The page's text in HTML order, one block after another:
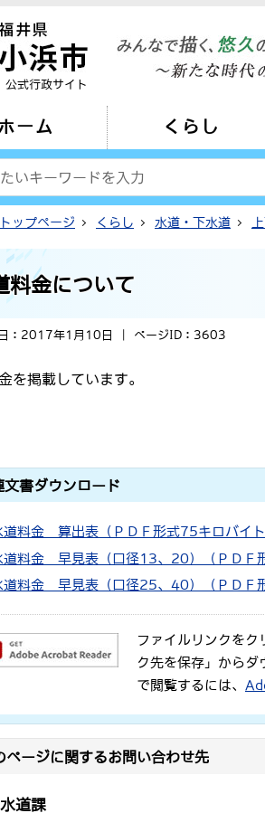
公式行政サイト
ーム くらし
トップページ くらし 水道・下水道
料金について
：2017年1月10日 ページID：3603
を掲載しています。
文書ダウンロード
道料金 算出表（ＰＤＦ形式75キロバイト
道料金 早見表（口径13、20）（ＰＤＦ
道料金 早見表（口径25、40）（ＰＤＦ
ファイルリンクをク
ク先を保存」からダ
で閲覧するには、
ページに関するお問い合わせ先
水道課